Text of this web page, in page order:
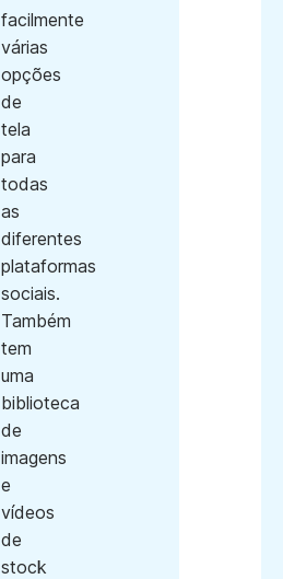
facilmente
várias
opções
de
tela
para
todas
as
diferentes
plataformas
sociais.
Também
tem
uma
biblioteca
de
imagens
e
vídeos
de
stock